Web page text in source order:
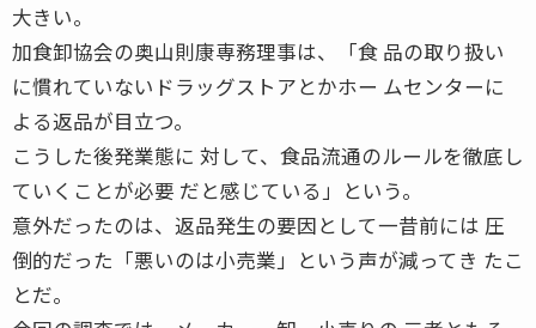
大きい。
加食卸協会の奥山則康専務理事は、「食 品の取り扱い
に慣れていないドラッグストアとかホー ムセンターに
よる返品が目立つ。
こうした後発業態に 対して、食品流通のルールを徹底し
ていくことが必要 だと感じている」という。
意外だったのは、返品発生の要因として一昔前には 圧
倒的だった「悪いのは小売業」という声が減ってき たこ
とだ。